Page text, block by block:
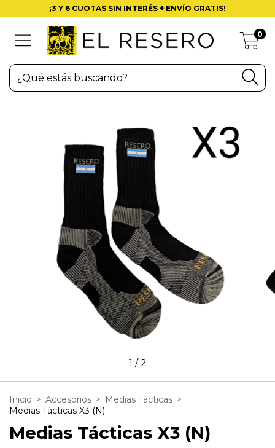
¡3 Y 6 CUOTAS SIN INTERÉS + ENVÍO GRATIS!
0
1 /2
Inicio > Accesorios > Medias Tácticas >
Medias Tácticas X3 (N)
Medias Tácticas X3 (N)